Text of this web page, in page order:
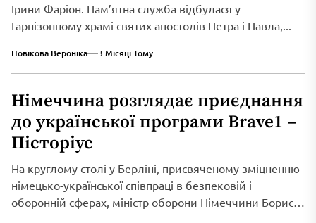
Ірини Фаріон. Пам’ятна служба відбулася у
Гарнізонному храмі святих апостолів Петра і Павла,...
Новікова Вероніка 3 Місяці Тому
Німеччина розглядає приєднання
до української програми Brave1 –
Пісторіус
На круглому столі у Берліні, присвяченому зміцненню
німецько-української співпраці в безпековій і
оборонній сферах, міністр оборони Німеччини Борис